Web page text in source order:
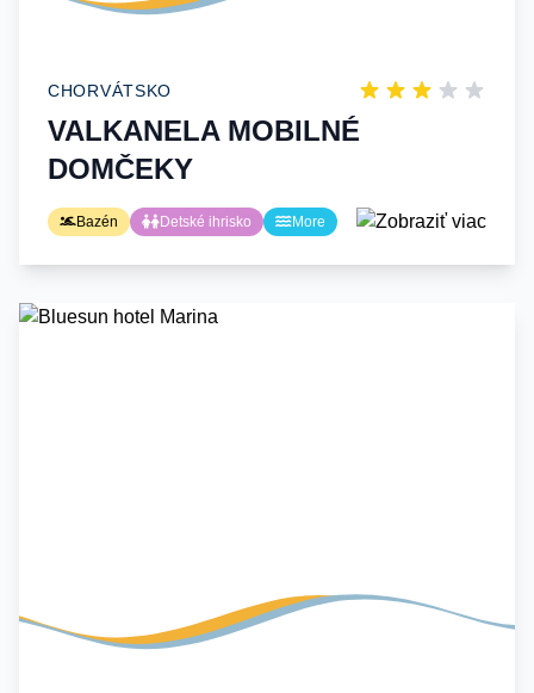
CHORVÁTSKO
VALKANELA MOBILNÉ
DOMČEKY
Bazén Detské ihrisko More